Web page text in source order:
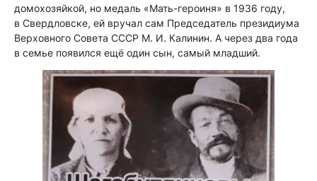
домохозяйкой, но медаль «Мать-героиня» в 1936 году,
в Свердловске, ей вручал сам Председатель президиума
Верховного Совета СССР М. И. Калинин. А через два года
в семье появился ещё один сын, самый младший.